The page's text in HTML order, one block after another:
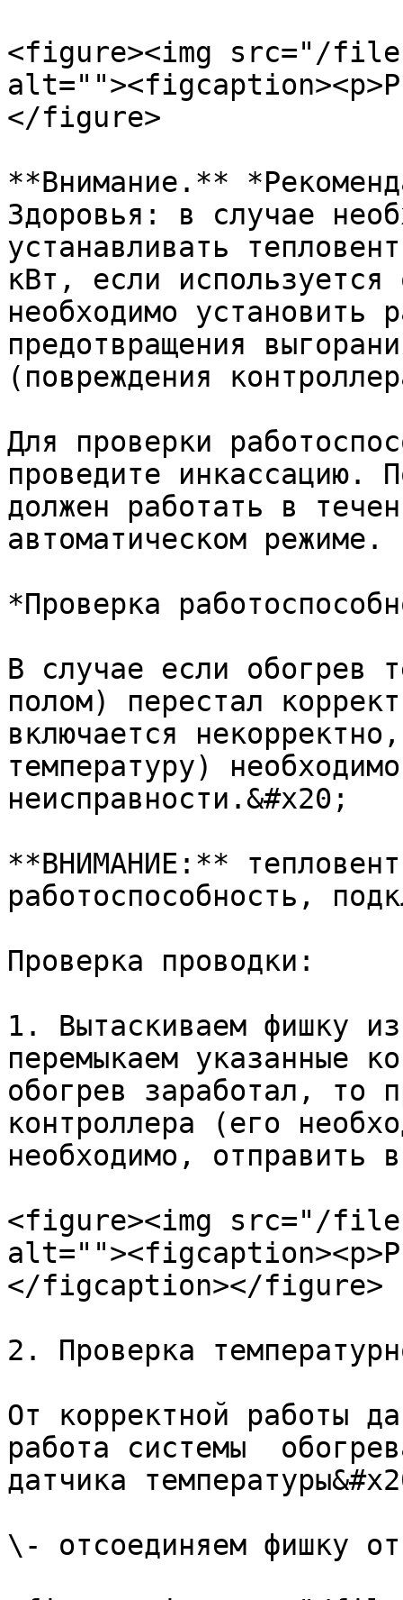
<figure><img src="/files/
</figure>
**Внимание.**
Здоровья: в случае
устанавливать
кВт, если
необходимо установить
предотвращения
(повреждения
Для проверки
проведите инкассацию.
должен работать в
автоматическом режиме.
*Проверка
В случае если обогрев
полом) перестал
включается
температуру)
неисправности.&#x20;
**ВНИМАНИЕ:**
работоспособность,
Проверка проводки:
1. Вытаскиваем фишку
перемыкаем указанные
обогрев заработал, то
контроллера (его
необходимо, отправить
<figure><img src="/files/
</figcaption></figure>
2. Проверка
От корректной работы
работа системы
датчика
\- отсоединяем фишку